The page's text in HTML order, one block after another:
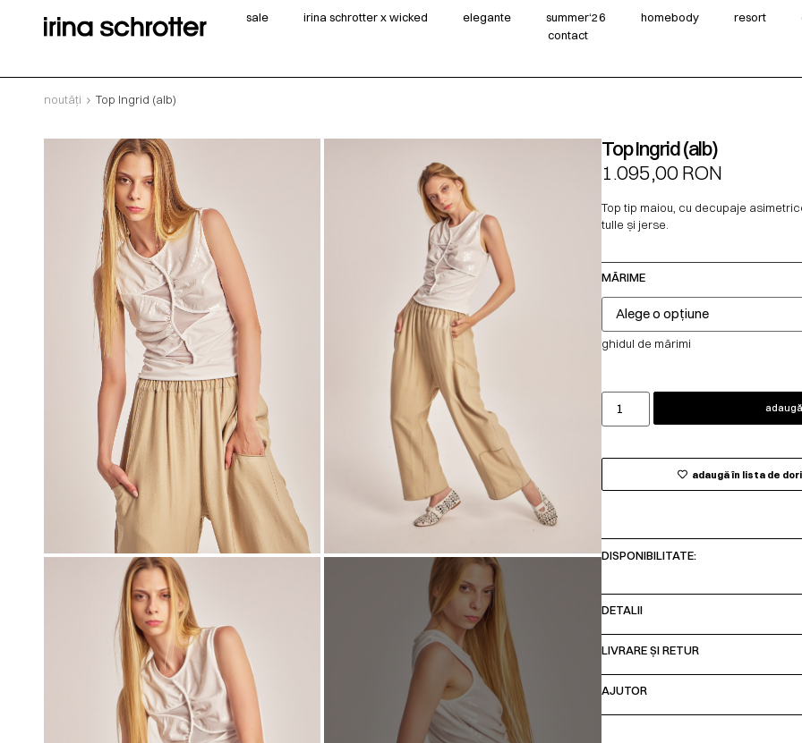
sale irina schrotter x wicked elegante summer‘26 homebody resort
contact
noutăți Top Ingrid (alb)
Top Ingrid (alb)
1.095,00RON
Top tip maiou, cu decupaje
tulle și jerse.
MĂRIME
ghidul de mărimi
adaugă în lista de
DISPONIBILITATE:
DETALII
LIVRARE ȘI RETUR
AJUTOR